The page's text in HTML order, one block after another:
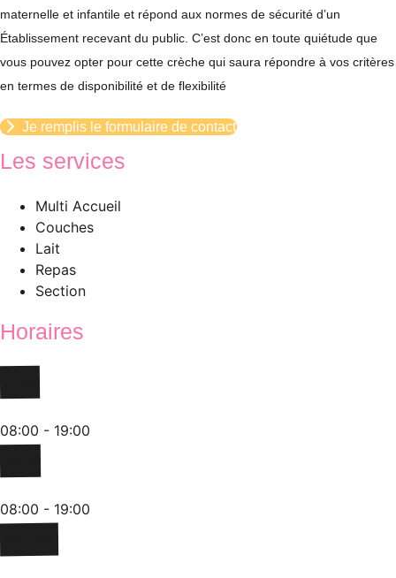
maternelle et infantile et répond aux normes de sécurité d’un
Établissement recevant du public. C’est donc en toute quiétude que
vous pouvez opter pour cette crèche qui saura répondre à vos critères
en termes de disponibilité et de flexibilité
Je remplis le formulaire de contact
Les services
Multi Accueil
Couches
Lait
Repas
Section
Horaires
08:00 - 19:00
08:00 - 19:00